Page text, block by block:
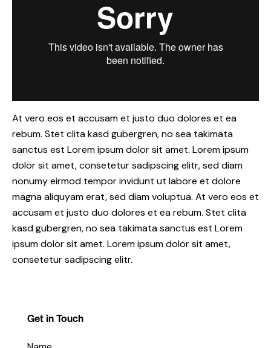
At vero eos et accusam et justo duo dolores et ea
rebum. Stet clita kasd gubergren, no sea takimata
sanctus est Lorem ipsum dolor sit amet. Lorem ipsum
dolor sit amet, consetetur sadipscing elitr, sed diam
nonumy eirmod tempor invidunt ut labore et dolore
magna aliquyam erat, sed diam voluptua. At vero eos et
accusam et justo duo dolores et ea rebum. Stet clita
kasd gubergren, no sea takimata sanctus est Lorem
ipsum dolor sit amet. Lorem ipsum dolor sit amet,
consetetur sadipscing elitr.
Get in Touch